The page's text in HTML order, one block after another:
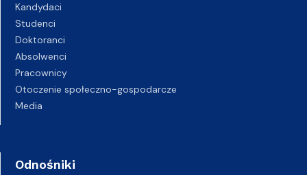
Kandydaci
Studenci
Doktoranci
Absolwenci
Pracownicy
Otoczenie społeczno-gospodarcze
Media
Odnośniki